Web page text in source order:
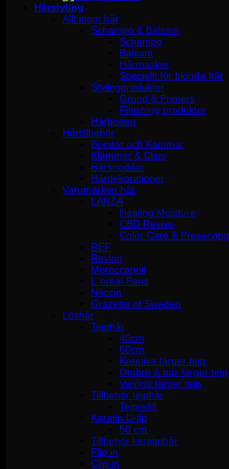
Hårstyling
Allt inom hår
Schampo & Balsam
Schampo
Balsam
Hårmasker
Speciellt för blonda hår
Stylingprodukter
Grund & Primers
Finishing produkter
Hårbotten
Hårtillbehör
Borstar och Kammar
Klämmor & Clips
Hårsnoddar
Hårdekorationer
Varumärken hår
LANZA
Healing Moisture
CBD Revive
Color Care & Preserving
REF
Revlon
Moroccanoil
L´oréal Paris
Neccin
Grazette of Sweden
Löshår
Tejphår
40cm
60cm
Kreativa färger tejp
Ombre & mix färger tejp
Vanliga färger tejp
Tillbehör tejphår
Tejprefill
Keratin U-tip
50 cm
Tillbehör keratinhår
Flip in
Clip-in